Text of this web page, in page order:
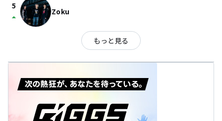
5
arrow_drop_up Zoku
もっと見る